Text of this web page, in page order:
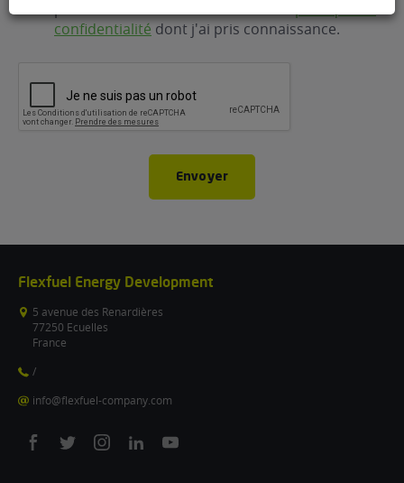
confidentialité dont j'ai pris connaissance.
Envoyer
Flexfuel Energy Development
5 avenue des Renardières
77250 Ecuelles
France
/
info@flexfuel-company.com
On
On
On
On
On